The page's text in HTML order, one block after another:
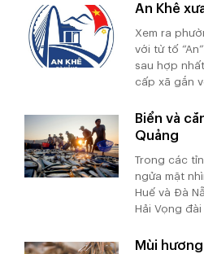
An Khê
Xem ra
với từ tố
sau hợp
cấp xã gắn
Biển và
Quảng
Trong các
ngửa mặt
Huế và Đà
Hải Vọng đài
Mùi